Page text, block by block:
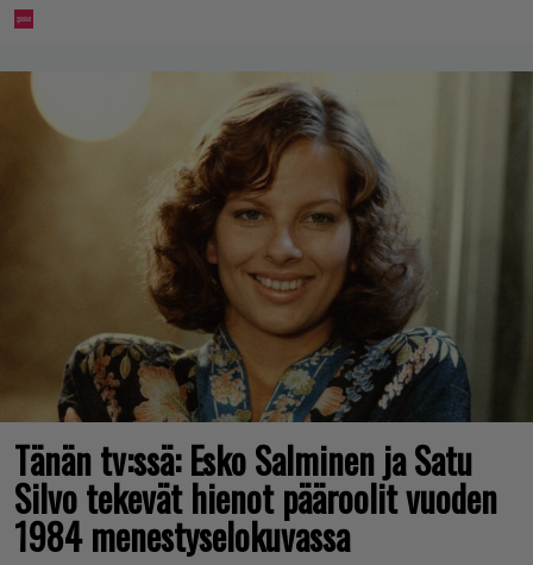
Tänän tv:ssä: Esko Salminen ja Satu
Silvo tekevät hienot pääroolit vuoden
1984 menestyselokuvassa